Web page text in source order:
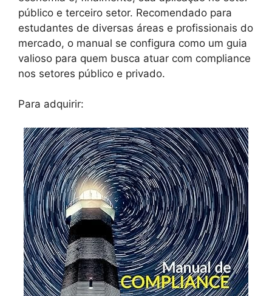
público e terceiro setor. Recomendado para
estudantes de diversas áreas e profissionais do
mercado, o manual se configura como um guia
valioso para quem busca atuar com compliance
nos setores público e privado.
Para adquirir: